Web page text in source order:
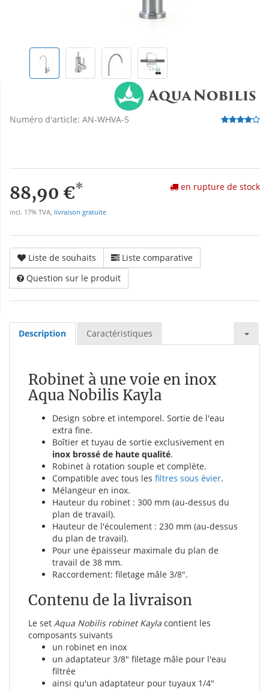
Numéro d'article: AN-WHVA-5
88,90 €*
incl. 17% TVA, livraison gratuite
en rupture de stock
Liste de souhaits
Liste comparative
Question sur le produit
Description Caractéristiques
Robinet à une voie en inox
Aqua Nobilis Kayla
Design sobre et intemporel. Sortie de l'eau
extra fine.
Boîtier et tuyau de sortie exclusivement en
inox brossé de haute qualité.
Robinet à rotation souple et complète.
Compatible avec tous les filtres sous évier.
Mélangeur en inox.
Hauteur du robinet : 300 mm (au-dessus du
plan de travail).
Hauteur de l'écoulement : 230 mm (au-dessus
du plan de travail).
Pour une épaisseur maximale du plan de
travail de 38 mm.
Raccordement: filetage mâle 3/8".
Contenu de la livraison
Le set Aqua Nobilis robinet Kayla contient les
composants suivants
un robinet en inox
un adaptateur 3/8" filetage mâle pour l'eau
filtrée
ainsi qu'un adaptateur pour tuyaux 1/4"